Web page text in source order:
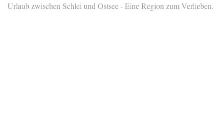
Urlaub zwischen Schlei und Ostsee - Eine Region zum Verlieben.